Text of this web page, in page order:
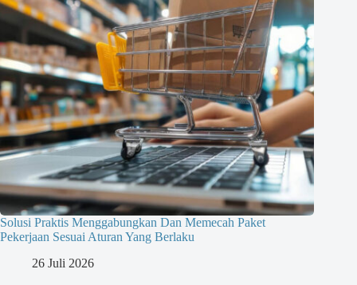
Solusi Praktis Menggabungkan Dan Memecah Paket
Pekerjaan Sesuai Aturan Yang Berlaku
26 Juli 2026